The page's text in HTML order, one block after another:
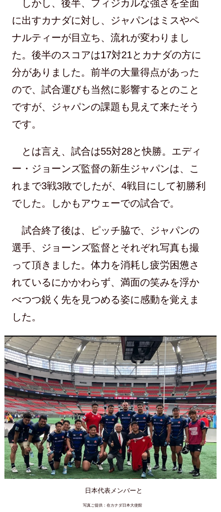
しかし、後半、フィジカルな強さを全面
に出すカナダに対し、ジャパンはミスやペ
ナルティーが目立ち、流れが変わりまし
た。後半のスコアは17対21とカナダの方に
分がありました。前半の大量得点があった
ので、試合運びも当然に影響するとのこと
ですが、ジャパンの課題も見えて来たそう
です。
とは言え、試合は55対28と快勝。エディ
ー・ジョーンズ監督の新生ジャパンは、こ
れまで3戦3敗でしたが、4戦目にして初勝利
でした。しかもアウェーでの試合で。
試合終了後は、ピッチ脇で、ジャパンの
選手、ジョーンズ監督とそれぞれ写真も撮
って頂きました。体力を消耗し疲労困憊さ
れているにかかわらず、満面の笑みを浮か
べつつ鋭く先を見つめる姿に感動を覚えま
した。
日本代表メンバーと
写真ご提供：在カナダ日本大使館